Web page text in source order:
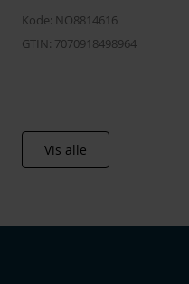
Kode: NO8814616
GTIN: 7070918498964
Vis alle